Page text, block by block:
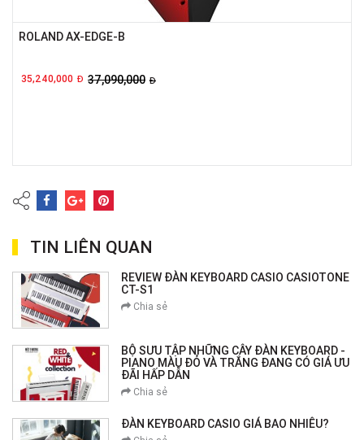
ROLAND AX-EDGE-B
35,240,000 Đ 37,090,000 Đ
TIN LIÊN QUAN
REVIEW ĐÀN KEYBOARD CASIO CASIOTONE
CT-S1
Chia sẻ
BỘ SƯU TẬP NHỮNG CÂY ĐÀN KEYBOARD -
PIANO MÀU ĐỎ VÀ TRẮNG ĐANG CÓ GIÁ ƯU
ĐÃI HẤP DẪN
Chia sẻ
ĐÀN KEYBOARD CASIO GIÁ BAO NHIÊU?